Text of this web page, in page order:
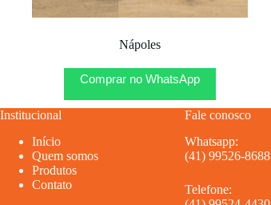
Nápoles
Comprar no WhatsApp
Institucional
Início
Quem somos
Produtos
Contato
Fale conosco
Whatsapp:
(41) 99526-8688
Telefone: